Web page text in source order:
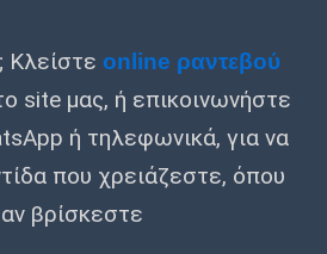
Κλείστε online ραντεβού
site μας, ή επικοινωνήστε
ή τηλεφωνικά, για να
που χρειάζεστε, όπου
αν βρίσκεστε